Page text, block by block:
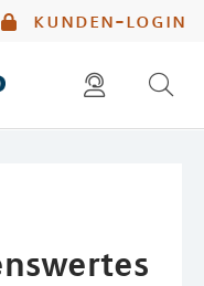
kunden-login